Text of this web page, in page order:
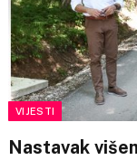
VIJESTI
Nastavak